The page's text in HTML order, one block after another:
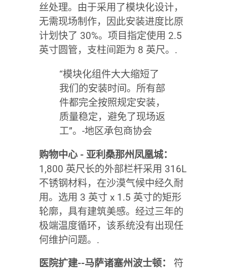
丝处理。由于采用了模块化设计，
无需现场制作，因此安装进度比原
计划快了 30%。项目指定使用 2.5
英寸圆管，支柱间距为 8 英尺。.
“模块化组件大大缩短了
我们的安装时间。所有部
件都完全按照规定安装，
质量稳定，避免了现场返
工”。-地区承包商协会
购物中心 - 亚利桑那州凤凰城：
1,800 英尺长的外部栏杆采用 316L
不锈钢材料，在沙漠气候中经久耐
用。选用 3 英寸 x 1.5 英寸的矩形
轮廓，具有建筑美感。经过三年的
极端温度循环，该系统没有出现任
何维护问题。.
医院扩建--马萨诸塞州波士顿：
符